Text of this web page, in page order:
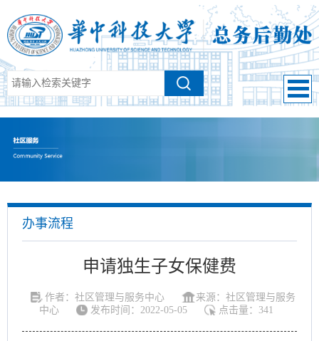
办事流程
申请独生子女保健费
作者：社区管理与服务中心
来源：社区管理与服务
中心
发布时间：2022-05-05 点击量： 341